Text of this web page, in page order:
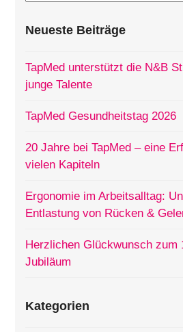
Neueste Beiträge
TapMed unterstützt die N&B
junge Talente
TapMed Gesundheitstag 2026
20 Jahre bei TapMed – eine
vielen Kapiteln
Ergonomie im Arbeitsalltag:
Entlastung von Rücken &
Herzlichen Glückwunsch zum
Jubiläum
Kategorien